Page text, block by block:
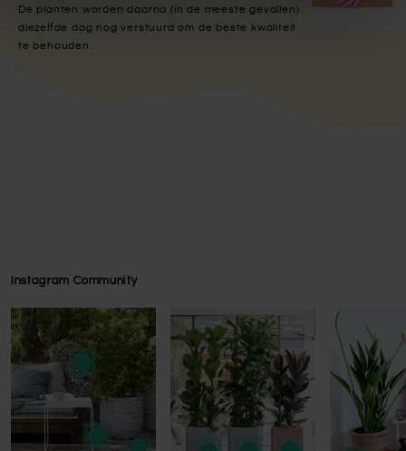
De planten worden daarna (in de meeste gevallen)
diezelfde dag nog verstuurd om de beste kwaliteit
te behouden.
Instagram Community
Press to skip carousel
Press to skip carousel